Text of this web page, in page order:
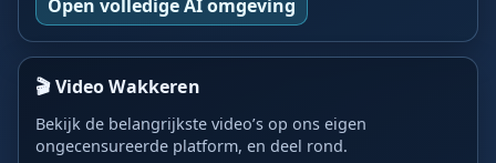
Open volledige AI omgeving
🎬 Video Wakkeren
Bekijk de belangrijkste video’s op ons eigen
ongecensureerde platform, en deel rond.